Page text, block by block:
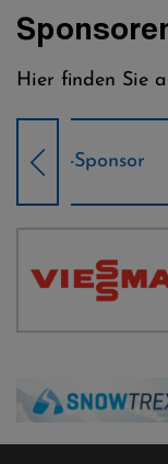
Hier finden Sie